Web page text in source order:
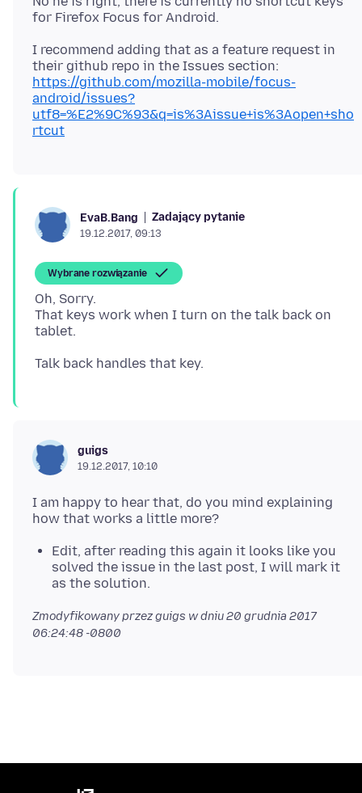
I recommend adding that as a feature request in
their github repo in the Issues section:
https://github.com/mozilla-mobile/focus-
android/issues?
utf8=%E2%9C%93&q=is%3Aissue+is%3Aopen+sho
rtcut
EvaB.Bang Zadający pytanie
19.12.2017, 09:13
Wybrane rozwiązanie
Oh, Sorry.
That keys work when I turn on the talk back on
guigs
19.12.2017, 10:10
I am happy to hear that, do you mind explaining
Edit, after reading this again it looks like you
solved the issue in the last post, I will mark it
as the solution.
Zmodyfikowany przez guigs w dniu20 grudnia 2017
06:24:48 -0800